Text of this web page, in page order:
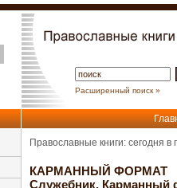
Расширенный поиск »
Православные книги: сегодня
КАРМАННЫЙ ФОРМАТ
Служебник. Карманный